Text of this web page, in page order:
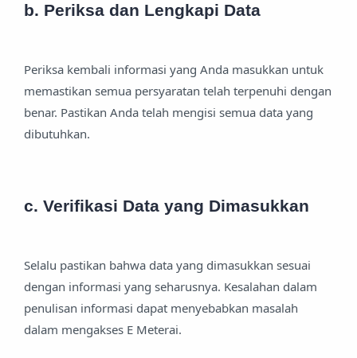
b. Periksa dan Lengkapi Data
Periksa kembali informasi yang Anda masukkan untuk
memastikan semua persyaratan telah terpenuhi dengan
benar. Pastikan Anda telah mengisi semua data yang
dibutuhkan.
c. Verifikasi Data yang Dimasukkan
Selalu pastikan bahwa data yang dimasukkan sesuai
dengan informasi yang seharusnya. Kesalahan dalam
penulisan informasi dapat menyebabkan masalah
dalam mengakses E Meterai.